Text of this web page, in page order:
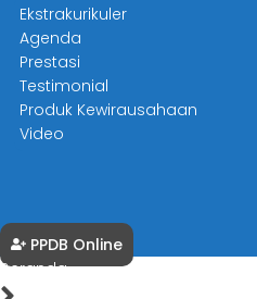
Ekstrakurikuler
Agenda
Prestasi
Testimonial
Produk Kewirausahaan
Video
PPDB Online
Beranda